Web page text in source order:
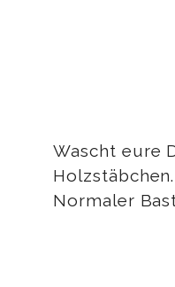
Wascht eure
Normaler